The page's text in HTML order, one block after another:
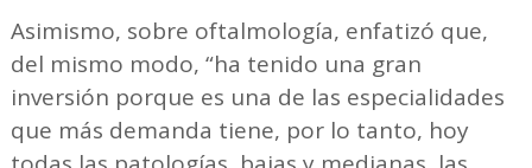
Asimismo, sobre oftalmología, enfatizó que,
del mismo modo, “ha tenido una gran
inversión porque es una de las especialidades
que más demanda tiene, por lo tanto, hoy